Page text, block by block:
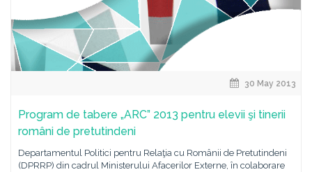
30 May 2013
Program de tabere „ARC” 2013 pentru elevii şi tinerii
români de pretutindeni
Departamentul Politici pentru Relaţia cu Românii de Pretutindeni
(DPRRP) din cadrul Ministerului Afacerilor Externe, în colaborare